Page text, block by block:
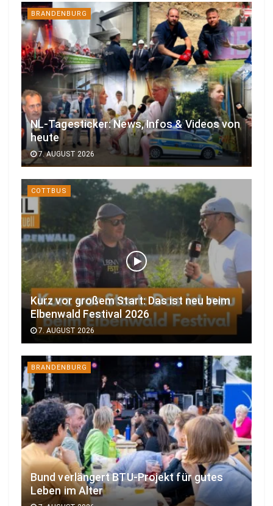
BRANDENBURG
NL-Tagesticker: News, Infos & Videos von
heute
7. AUGUST 2026
COTTBUS
Kurz vor großem Start: Das ist neu beim
Elbenwald Festival 2026
7. AUGUST 2026
BRANDENBURG
Bund verlängert BTU-Projekt für gutes
Leben im Alter